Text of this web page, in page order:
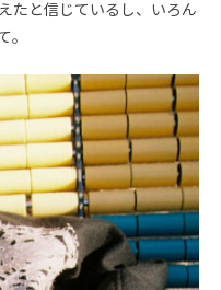
たと信じているし、いろん
。